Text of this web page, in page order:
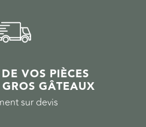
VOS PIÈCES
GÂTEAUX
sur devis